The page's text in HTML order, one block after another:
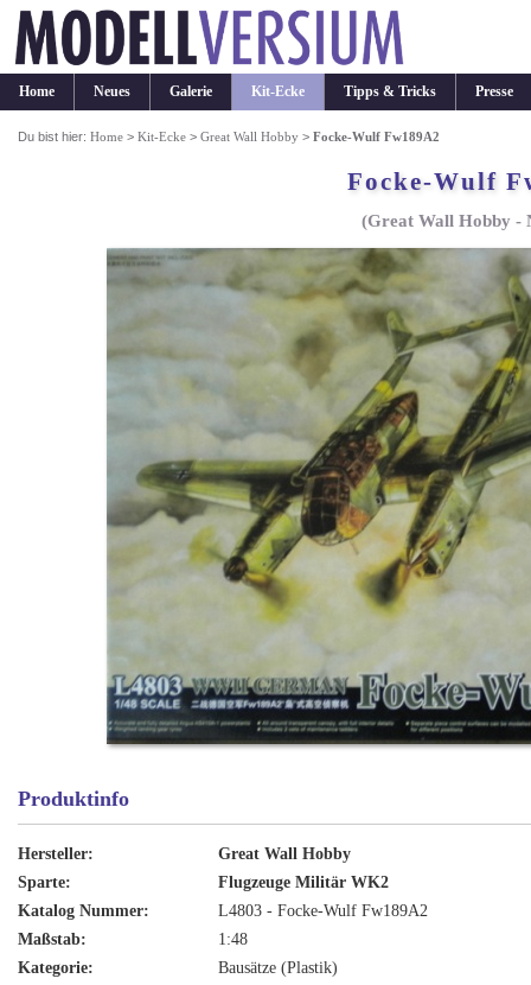
Home Neues Galerie Kit-Ecke Tipps & Tricks Presse
Du bist hier:Home >Kit-Ecke >Great Wall Hobby >Focke-Wulf Fw189A2
Focke-Wulf
(Great Wall Hobby -
Produktinfo
Hersteller:
Great Wall Hobby
Sparte:
Flugzeuge Militär WK2
Katalog Nummer:
L4803 - Focke-Wulf Fw189A2
Maßstab:
1:48
Kategorie:
Bausätze (Plastik)